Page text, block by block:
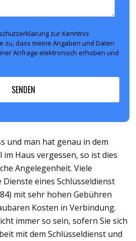
zur Kenntnis
zu, dass meine Angaben und Daten
Anfrage elektronisch erhoben und
und man hat genau in dem
im Haus vergessen, so ist dies
Angelegenheit. Viele
eines Schlüsseldienst
mit sehr hohen Gebühren
Kosten in Verbindung.
immer so sein, sofern Sie sich
mit dem Schlüsseldienst und